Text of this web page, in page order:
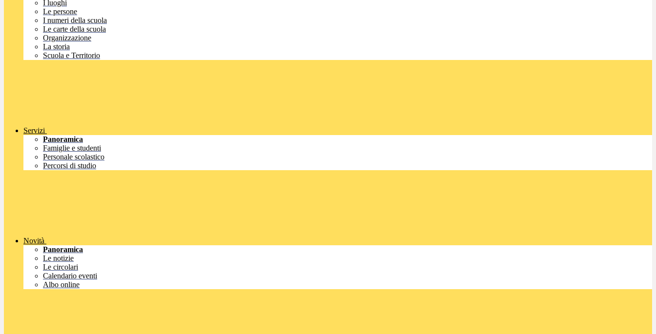
I luoghi
Le persone
I numeri della scuola
Le carte della scuola
Organizzazione
La storia
Scuola e Territorio
Servizi
Panoramica
Famiglie e studenti
Personale scolastico
Percorsi di studio
Novità
Panoramica
Le notizie
Le circolari
Calendario eventi
Albo online